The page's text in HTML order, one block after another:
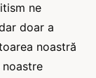
ne
doar a
noastră